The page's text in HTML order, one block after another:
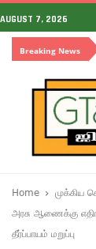
AUGUST 7, 2026
Breaking News
Home
முக்கிய
அரசு ஆணைக்கு
தீர்ப்பாயம் மறுப்பு